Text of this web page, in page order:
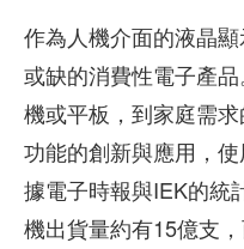
作為人機介面的液晶
或缺的消費性電子產
機或平板，到家庭需
功能的創新與應用，
據電子時報與IEK的統
機出貨量約有15億支